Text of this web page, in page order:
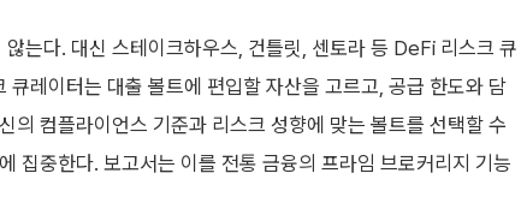
는다. 대신 스테이크하우스, 건틀릿, 센토라 등 DeFi 리스크 큐
레이터는 대출 볼트에 편입할 자산을 고르고, 공급 한도와 담
의 컴플라이언스 기준과 리스크 성향에 맞는 볼트를 선택할 수
집중한다. 보고서는 이를 전통 금융의 프라임 브로커리지 기능